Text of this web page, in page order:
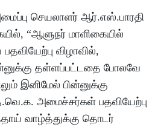
செயலாளர் ஆர்.எஸ்.பாரதி
“ஆளுநர் மாளிகையில்
விழாவில்,
தள்ளப்பட்டதை போலவே
இனிமேல் பின்னுக்கு
அமைச்சர்கள் பதவியேற்பு
வாழ்த்துக்கு தொடர்